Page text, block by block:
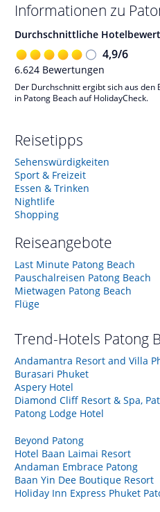
Informationen zu
Durchschnittliche
4,9/6
6.624 Bewertungen
Der Durchschnitt ergibt sich aus
in Patong Beach auf HolidayCheck.
Reisetipps
Sehenswürdigkeiten
Sport & Freizeit
Essen & Trinken
Nightlife
Shopping
Reiseangebote
Last Minute Patong Beach
Pauschalreisen Patong Beach
Mietwagen Patong Beach
Flüge
Trend-Hotels Patong
Andamantra Resort and Villa
Burasari Phuket
Aspery Hotel
Diamond Cliff Resort & Spa,
Patong Lodge Hotel
Beyond Patong
Hotel Baan Laimai Resort
Andaman Embrace Patong
Baan Yin Dee Boutique Resort
Holiday Inn Express Phuket